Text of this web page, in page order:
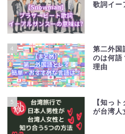
歌詞イー
4
第二外国
のは何語
理由
5
【知っ
が台湾人